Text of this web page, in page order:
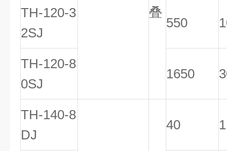
叠
TH-120-3
2SJ
550
TH-120-8
0SJ
1650
TH-140-8
DJ
40 1